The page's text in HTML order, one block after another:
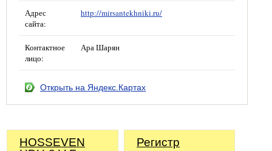
Адрес
сайта:
http://mirsantekhniki.ru/
Контактное
лицо:
Ара Шарян
Открыть на Яндекс.Картах
HOSSEVEN
Регистр